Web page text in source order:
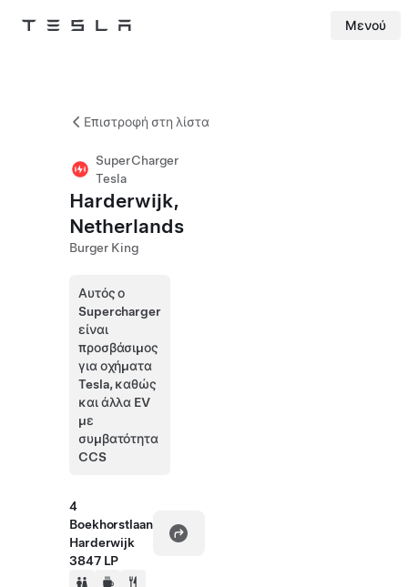
Tesla Μενού
Επιστροφή στη λίστα
SuperCharger
Tesla
Harderwijk,
Netherlands
Burger King
Αυτός ο
Supercharger
είναι
προσβάσιμος
για οχήματα
Tesla, καθώς
και άλλα EV
με
συμβατότητα
CCS
4
Boekhorstlaan
Harderwijk
3847 LP